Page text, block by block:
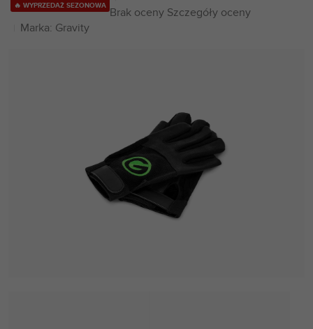
🔥 WYPRZEDAŻ SEZONOWA Średnia
Brak oceny Szczegóły oceny
Marka: Gravity